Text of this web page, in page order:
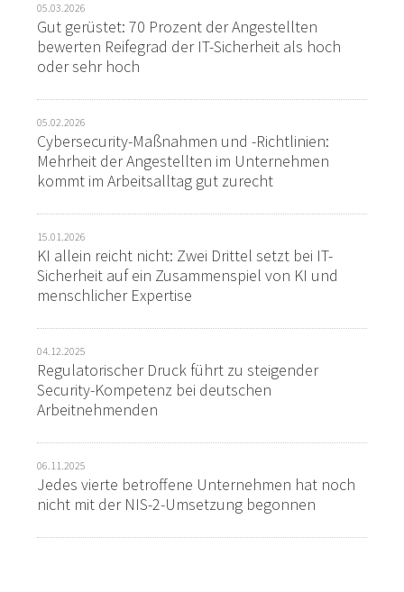
05.03.2026
Gut gerüstet: 70 Prozent der Angestellten
bewerten Reifegrad der IT-Sicherheit als hoch
oder sehr hoch
05.02.2026
Cybersecurity-Maßnahmen und -Richtlinien:
Mehrheit der Angestellten im Unternehmen
kommt im Arbeitsalltag gut zurecht
15.01.2026
KI allein reicht nicht: Zwei Drittel setzt bei IT-
Sicherheit auf ein Zusammenspiel von KI und
menschlicher Expertise
04.12.2025
Regulatorischer Druck führt zu steigender
Security-Kompetenz bei deutschen
Arbeitnehmenden
06.11.2025
Jedes vierte betroffene Unternehmen hat noch
nicht mit der NIS-2-Umsetzung begonnen